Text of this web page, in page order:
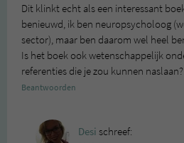
Dit klinkt echt als een interessant
benieuwd, ik ben neuropsycholoog
sector), maar ben daarom wel heel
Is het boek ook wetenschappelijk
referenties die je zou kunnen naslaan?
Beantwoorden
Desi schreef: